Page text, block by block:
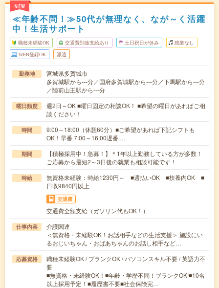
NEW
≪年齢不問！≫50代が無理なく、なが～く活躍
中！生活サポート
職種未経験OK 交通費別途支給あり 土日祝日が休み 残業なし
WEB登録OK 派遣
勤務地
宮城県多賀城市
多賀城駅から---分／国府多賀城駅から---分／下馬駅から---分
／陸前山王駅から---分
曜日頻度
週2日～OK ■曜日固定の相談OK！ ■希望の曜日があればご相
談ください！
時間
9:00～18:00（休憩60分）■ご希望があれば下記シフトも
OK！早番 7:00～16:00遅番 …
期間
【積極採用中！急募！】＊1年以上勤務している方が多数！
ご応募から最短2～3日後の就業も相談可能です！
時給
無資格未経験：時給1230円～ ■週払いOK ■扶養内OK ■
日収9840円以上
交通費
交通費全額支給（ガソリン代もOK！）
仕事内容
介護関連
＜無資格・未経験OK！お話相手などの生活支援＞ 施設にい
るおじいちゃん・おばあちゃんのお話し相手など…
応募資格
職種未経験OK / ブランクOK / パソコンスキル不要 / 英語力不
要
■無資格・未経験OK！■年齢・学歴不問！ブランクOK!■10名
以上採用予定！■履歴書不要■社会保険完…